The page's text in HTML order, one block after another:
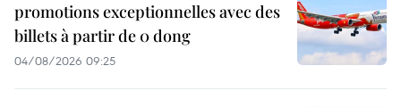
promotions exceptionnelles avec des
billets à partir de 0 dong
04/08/2026 09:25